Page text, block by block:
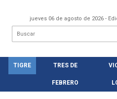
jueves 06 de agosto de 2026 -
TIGRE TRES DE
FEBRERO